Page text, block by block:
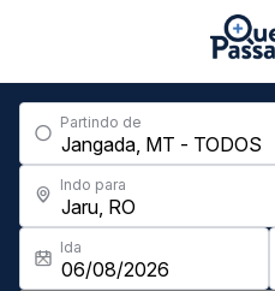
Partindo de
Indo para
Ida